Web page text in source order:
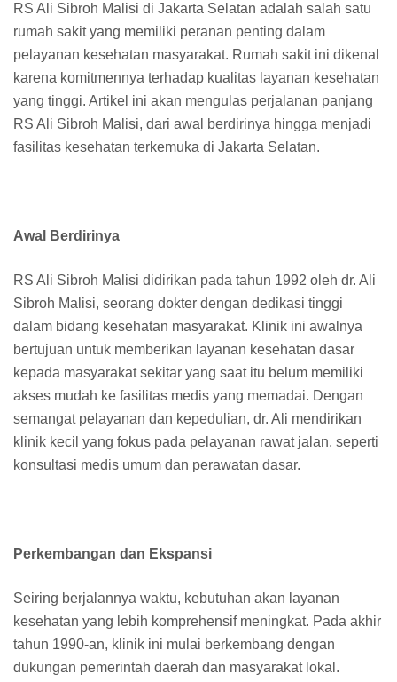
RS Ali Sibroh Malisi di Jakarta Selatan adalah salah satu
rumah sakit yang memiliki peranan penting dalam
pelayanan kesehatan masyarakat. Rumah sakit ini dikenal
karena komitmennya terhadap kualitas layanan kesehatan
yang tinggi. Artikel ini akan mengulas perjalanan panjang
RS Ali Sibroh Malisi, dari awal berdirinya hingga menjadi
fasilitas kesehatan terkemuka di Jakarta Selatan.
Awal Berdirinya
RS Ali Sibroh Malisi didirikan pada tahun 1992 oleh dr. Ali
Sibroh Malisi, seorang dokter dengan dedikasi tinggi
dalam bidang kesehatan masyarakat. Klinik ini awalnya
bertujuan untuk memberikan layanan kesehatan dasar
kepada masyarakat sekitar yang saat itu belum memiliki
akses mudah ke fasilitas medis yang memadai. Dengan
semangat pelayanan dan kepedulian, dr. Ali mendirikan
klinik kecil yang fokus pada pelayanan rawat jalan, seperti
konsultasi medis umum dan perawatan dasar.
Perkembangan dan Ekspansi
Seiring berjalannya waktu, kebutuhan akan layanan
kesehatan yang lebih komprehensif meningkat. Pada akhir
tahun 1990-an, klinik ini mulai berkembang dengan
dukungan pemerintah daerah dan masyarakat lokal.